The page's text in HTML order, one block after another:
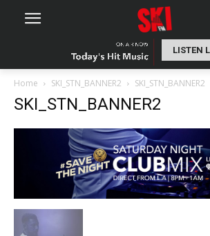
LISTEN
Home SKI_STN_BANNER2 SKI_STN_BANNER2
SKI_STN_BANNER2